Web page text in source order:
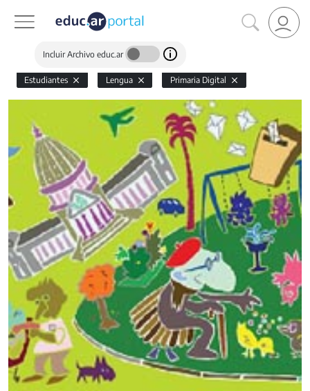
Incluir Archivo educ.ar
Estudiantes Lengua Primaria Digital